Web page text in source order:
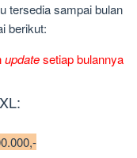
tersedia sampai bulan
berikut:
updatesetiap bulannya